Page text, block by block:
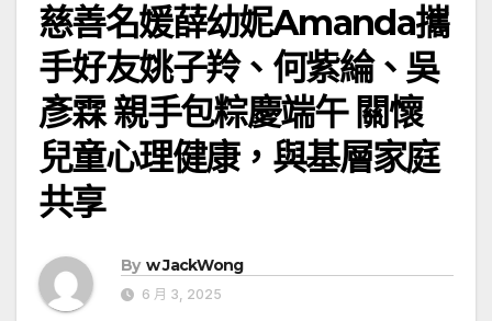
慈善名媛薛幼妮Amanda攜
手好友姚子羚、何紫綸、吳
彥霖 親手包粽慶端午 關懷
兒童心理健康，與基層家庭
共享
By w JackWong
6 月 3, 2025